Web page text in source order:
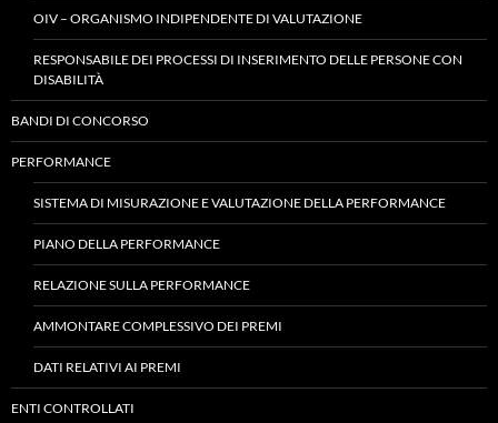
OIV – ORGANISMO INDIPENDENTE DI VALUTAZIONE
RESPONSABILE DEI PROCESSI DI INSERIMENTO DELLE PERSONE CON
DISABILITÀ
BANDI DI CONCORSO
PERFORMANCE
SISTEMA DI MISURAZIONE E VALUTAZIONE DELLA PERFORMANCE
PIANO DELLA PERFORMANCE
RELAZIONE SULLA PERFORMANCE
AMMONTARE COMPLESSIVO DEI PREMI
DATI RELATIVI AI PREMI
ENTI CONTROLLATI